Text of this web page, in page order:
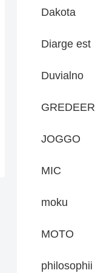
Dakota
Diarge est
Duvialno
GREDEER
JOGGO
MIC
moku
MOTO
philosophii